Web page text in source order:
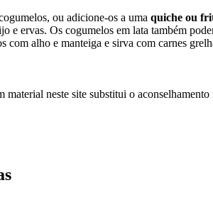
ou adicione-os a uma quiche ou
e ervas. Os cogumelos em lata também
alho e manteiga e sirva com carnes
neste site substitui o